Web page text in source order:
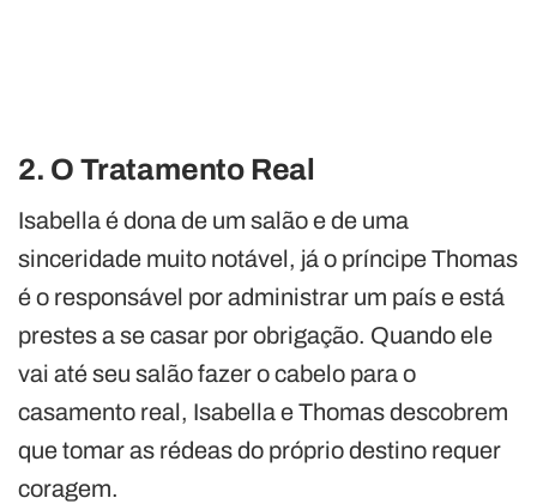
2. O Tratamento Real
Isabella é dona de um salão e de uma
sinceridade muito notável, já o príncipe Thomas
é o responsável por administrar um país e está
prestes a se casar por obrigação. Quando ele
vai até seu salão fazer o cabelo para o
casamento real, Isabella e Thomas descobrem
que tomar as rédeas do próprio destino requer
coragem.